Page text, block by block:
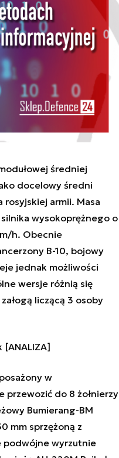
średniej
docelowy średni
armii. Masa
wysokoprężnego o
h. Obecnie
B-10, bojowy
jednak możliwości
wersje różnią się
liczącą 3 osoby
[ANALIZA]
w
przewozić do 8 żołnierzy
Bumierang-BM
mm sprzężoną z
podwójne wyrzutnie